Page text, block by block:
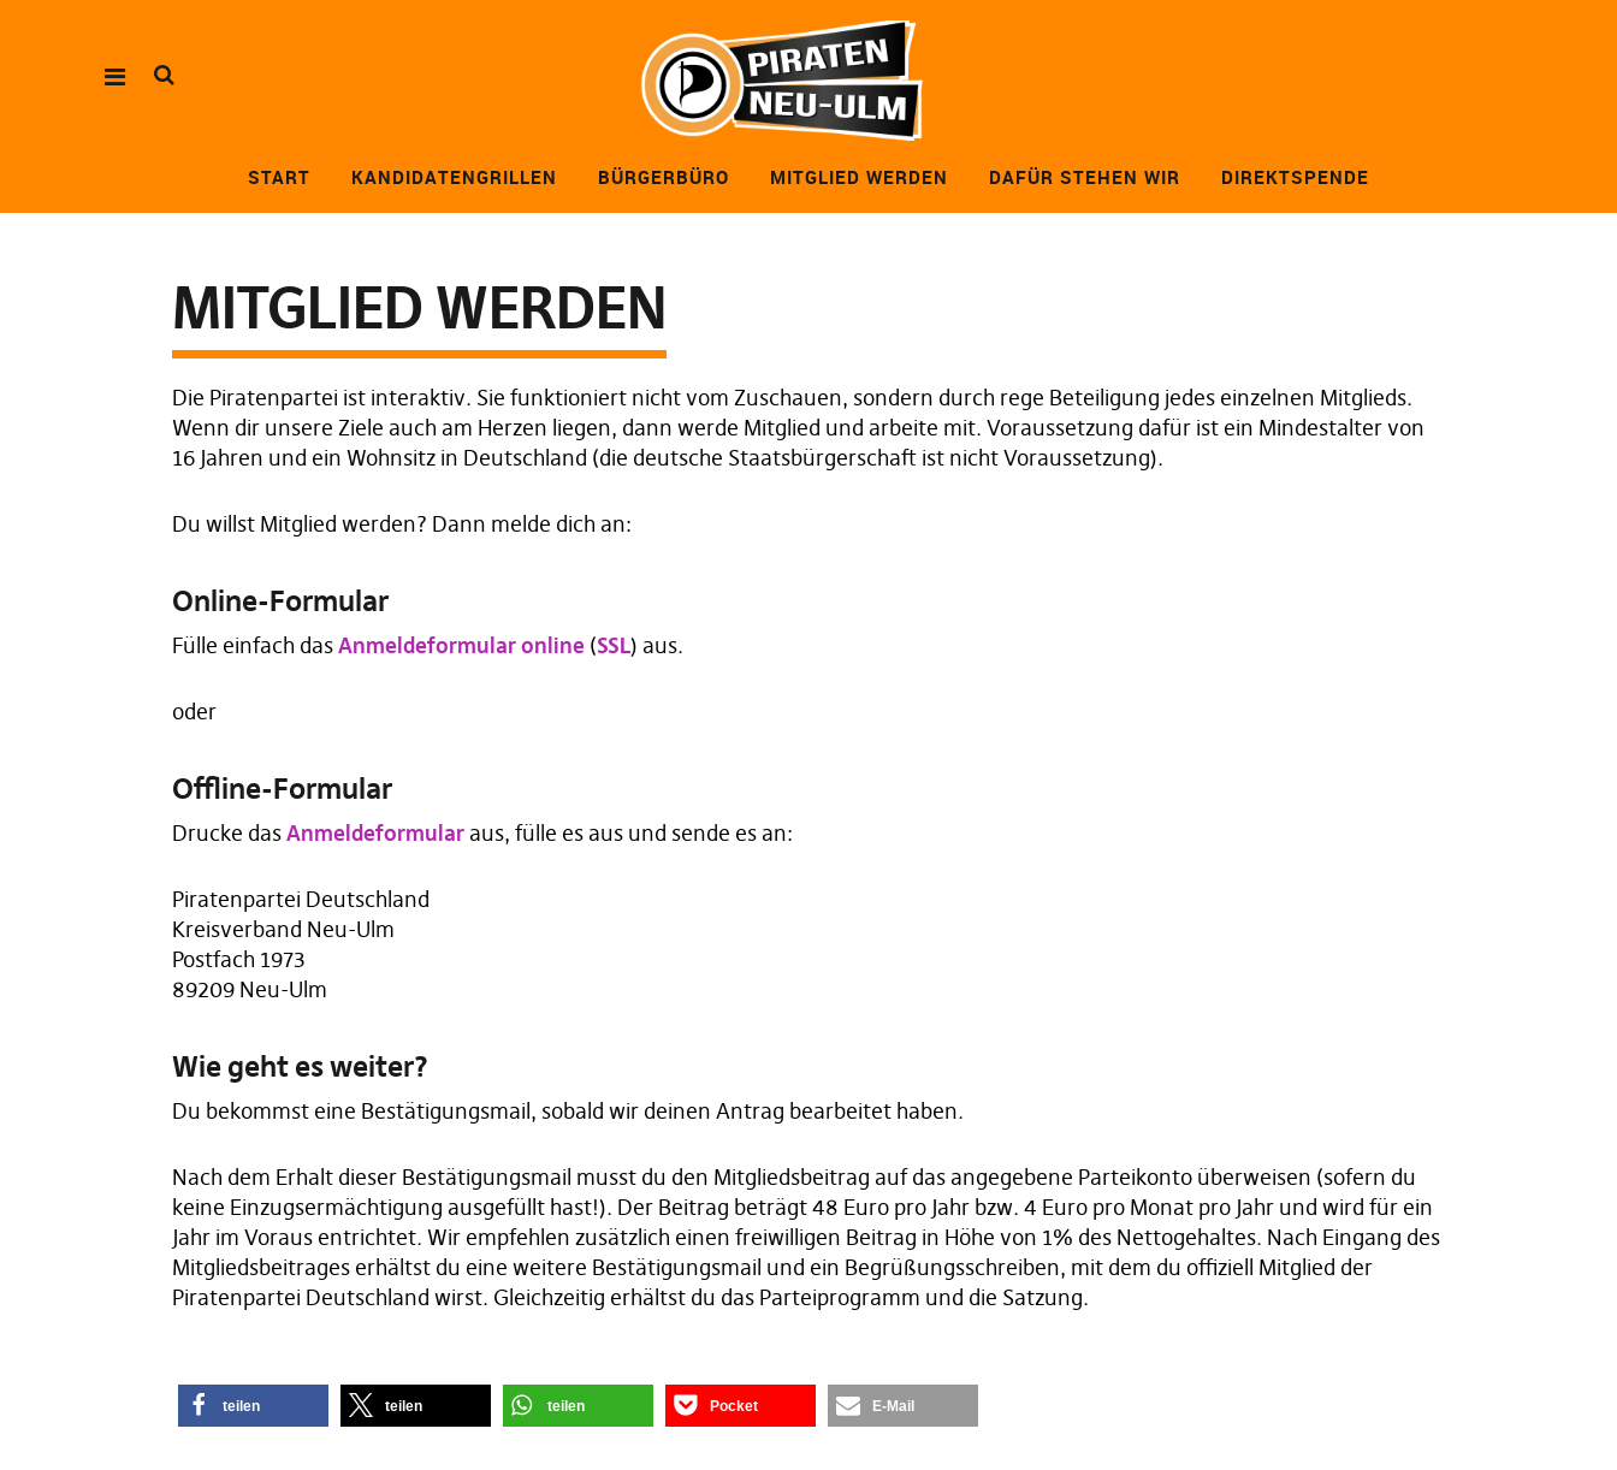
START KANDIDATENGRILLEN BÜRGERBÜRO MITGLIED WERDEN DAFÜR STEHEN WIR DIREKTSPENDE
MITGLIED WERDEN
Die Piratenpartei ist interaktiv. Sie funktioniert nicht vom Zuschauen, sondern durch rege Beteiligung jedes einzelnen Mitglieds.
Wenn dir unsere Ziele auch am Herzen liegen, dann werde Mitglied und arbeite mit. Voraussetzung dafür ist ein Mindestalter von
16 Jahren und ein Wohnsitz in Deutschland (die deutsche Staatsbürgerschaft ist nicht Voraussetzung).
Du willst Mitglied werden? Dann melde dich an:
Online-Formular
Fülle einfach dasAnmeldeformular online(SSL) aus.
oder
Offline-Formular
Drucke dasAnmeldeformular aus, fülle es aus und sende es an:
Piratenpartei Deutschland
Kreisverband Neu-Ulm
Postfach 1973
89209 Neu-Ulm
Wie geht es weiter?
Du bekommst eine Bestätigungsmail, sobald wir deinen Antrag bearbeitet haben.
Nach dem Erhalt dieser Bestätigungsmail musst du den Mitgliedsbeitrag auf das angegebene Parteikonto überweisen (sofern du
keine Einzugsermächtigung ausgefüllt hast!). Der Beitrag beträgt 48 Euro pro Jahr bzw. 4 Euro pro Monat pro Jahr und wird für ein
Jahr im Voraus entrichtet. Wir empfehlen zusätzlich einen freiwilligen Beitrag in Höhe von 1% des Nettogehaltes. Nach Eingang des
Mitgliedsbeitrages erhältst du eine weitere Bestätigungsmail und ein Begrüßungsschreiben, mit dem du offiziell Mitglied der
Piratenpartei Deutschland wirst. Gleichzeitig erhältst du das Parteiprogramm und die Satzung.
teilen teilen teilen Pocket E-Mail